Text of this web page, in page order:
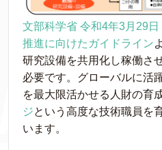
文部科学省 令和4年3月29
推進に向けたガイドライン
研究設備を共用化し稼働さ
必要です。グローバルに活
を最大限活かせる人財の育
ジという高度な技術職員を
います。